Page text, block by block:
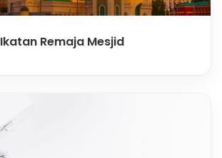
Ikatan Remaja Mesjid